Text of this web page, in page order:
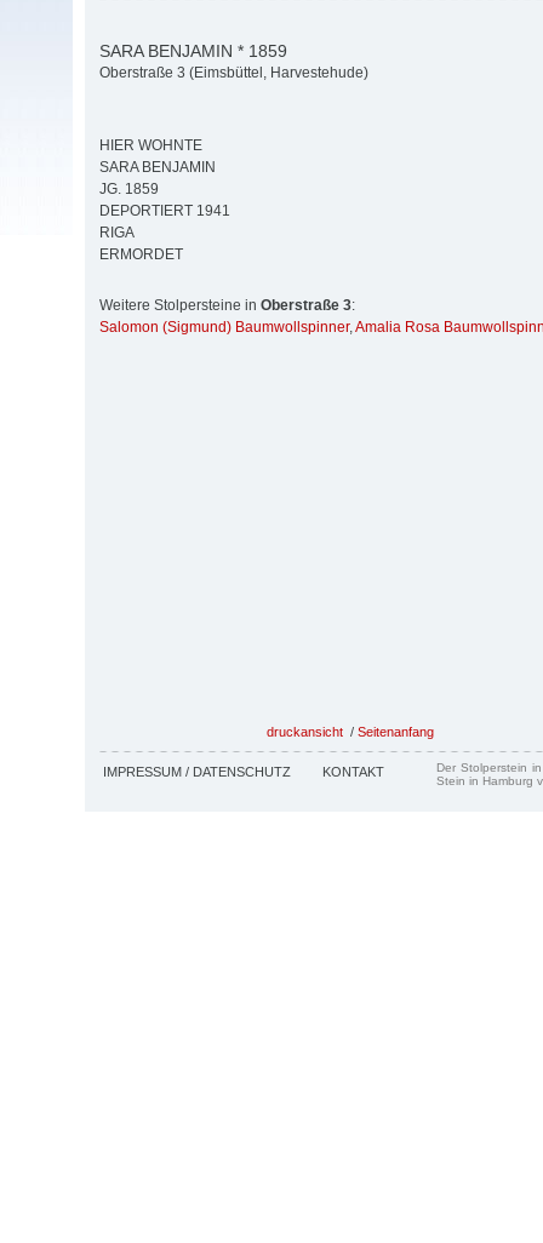
SARA BENJAMIN * 1859
Oberstraße 3 (Eimsbüttel, Harvestehude)
HIER WOHNTE
SARA BENJAMIN
JG. 1859
DEPORTIERT 1941
RIGA
ERMORDET
Weitere Stolpersteine in Oberstraße 3:
Salomon (Sigmund) Baumwollspinner,Amalia Rosa
druckansicht / Seitenanfang
IMPRESSUM / DATENSCHUTZ KONTAKT
Der Stolperstein
Stein in Hamburg